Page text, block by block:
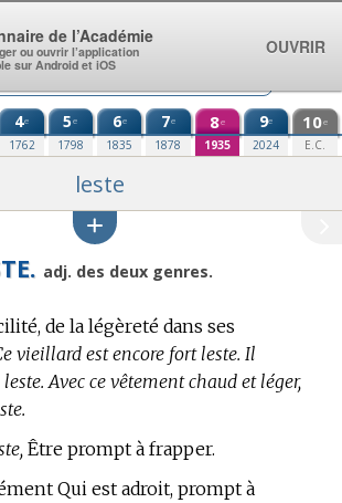
4e
1762
5e
1798
6e
1835
7e
1878
8e
1935
9e
2024
10e
E.C.
leste
adj. des deux genres.
de la légèreté dans ses
vieillard est encore fort leste. Il
Avec ce vêtement chaud et léger,
Être prompt à frapper.
Qui est adroit, prompt à
de l’Académie
ou ouvrir l’application
sur Android et iOS
OUVRIR